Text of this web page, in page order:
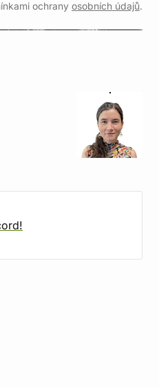
ochrany osobních údajů.